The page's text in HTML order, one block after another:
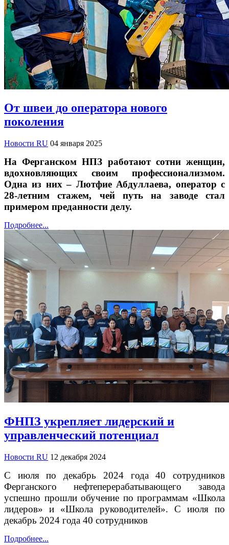
От швеи до оператора нового
поколения
Новости RU 04 января 2025
На Ферганском НПЗ работают сотни женщин,
вдохновляющих своим профессионализмом.
Одна из них – Лютфие Абдуллаева, оператор с
28-летним стажем, чей путь на заводе стал
примером преданности делу.
Подробнее...
ФНПЗ укрепляет лидерский и
управленческий потенциал
Новости RU 12 декабря 2024
С июля по декабрь 2024 года 40 сотрудников
Ферганского нефтеперерабатывающего завода
успешно прошли обучение по программам «Школа
лидеров» и «Школа руководителей». С июля по
декабрь 2024 года 40 сотрудников
Подробнее...